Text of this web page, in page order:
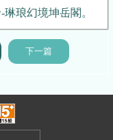
琅幻境坤岳閣。
下一篇